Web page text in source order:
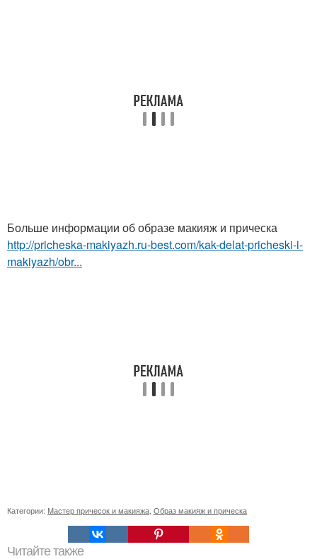
Больше информации об образе макияж и прическа
http://pricheska-makiyazh.ru-best.com/kak-delat-pricheski-i-
makiyazh/obr...
Категории: Мастер причесок и макияжа Образ макияж и прическа
Читайте также